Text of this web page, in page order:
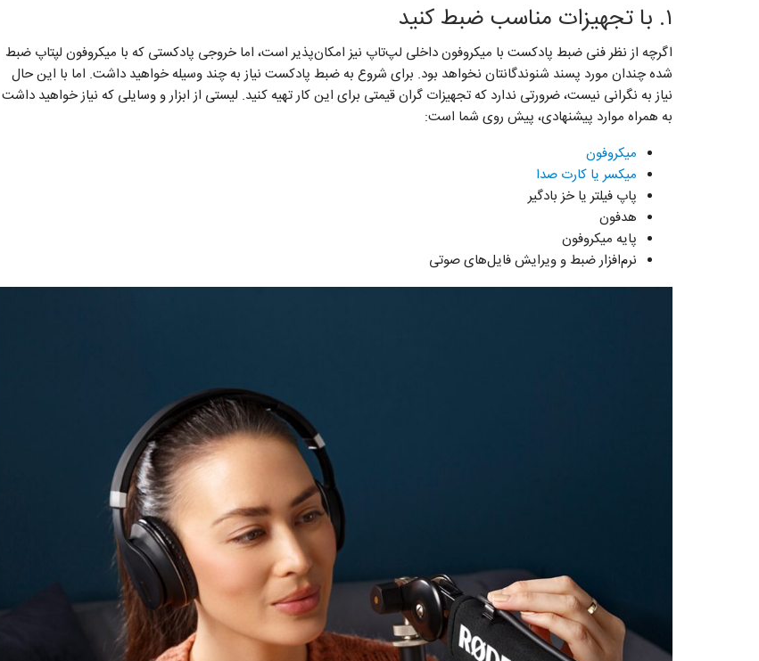
۱. با تجهیزات مناسب ضبط کنید
اگرچه از نظر فنی ضبط پادکست با میکروفون داخلی لپ‌تاپ نیز امکان‌پذیر است، اما خروجی پادکستی که با میکروفون لپتاپ ضبط
شده چندان مورد پسند شنوندگانتان نخواهد بود. برای شروع به ضبط پادکست نیاز به چند وسیله‌ خواهید داشت. اما با این حال
نیاز به نگرانی نیست، ضرورتی ندارد که تجهیزات گران قیمتی برای این کار تهیه کنید. لیستی از ابزار و وسایلی که نیاز خواهید داشت
به همراه موارد پیشنهادی، پیش روی شما است:
میکروفون
میکسر یا کارت صدا
پاپ فیلتر یا خز بادگیر
هدفون
پایه میکروفون
نرم‌افزار ضبط و ویرایش فایل‌های صوتی